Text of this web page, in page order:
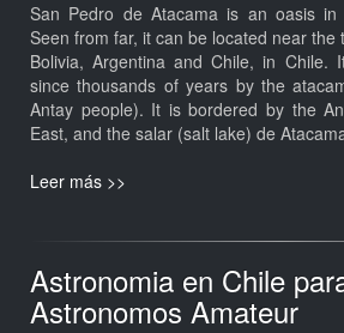
San Pedro de Atacama is an oasis in
Seen from far, it can be located near the
Bolivia, Argentina and Chile, in Chile.
since thousands of years by the
Antay people). It is bordered by the
East, and the salar (salt lake) de
Leer más >>
Astronomia en Chile
Astronomos Amateur